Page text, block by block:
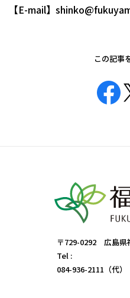
【E-mail】
この記事
〒729-0292 広島県
Tel :
084-936-2111（代）